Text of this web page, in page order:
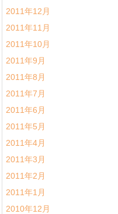
2011年12月
2011年11月
2011年10月
2011年9月
2011年8月
2011年7月
2011年6月
2011年5月
2011年4月
2011年3月
2011年2月
2011年1月
2010年12月